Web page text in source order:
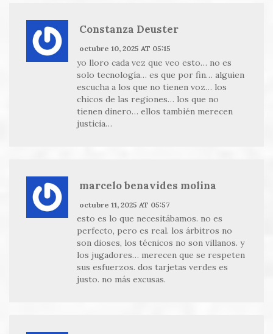
Constanza Deuster
octubre 10, 2025 AT 05:15
yo lloro cada vez que veo esto… no es
solo tecnología… es que por fin… alguien
escucha a los que no tienen voz… los
chicos de las regiones… los que no
tienen dinero… ellos también merecen
justicia…
marcelo benavides molina
octubre 11, 2025 AT 05:57
esto es lo que necesitábamos. no es
perfecto, pero es real. los árbitros no
son dioses, los técnicos no son villanos. y
los jugadores… merecen que se respeten
sus esfuerzos. dos tarjetas verdes es
justo. no más excusas.